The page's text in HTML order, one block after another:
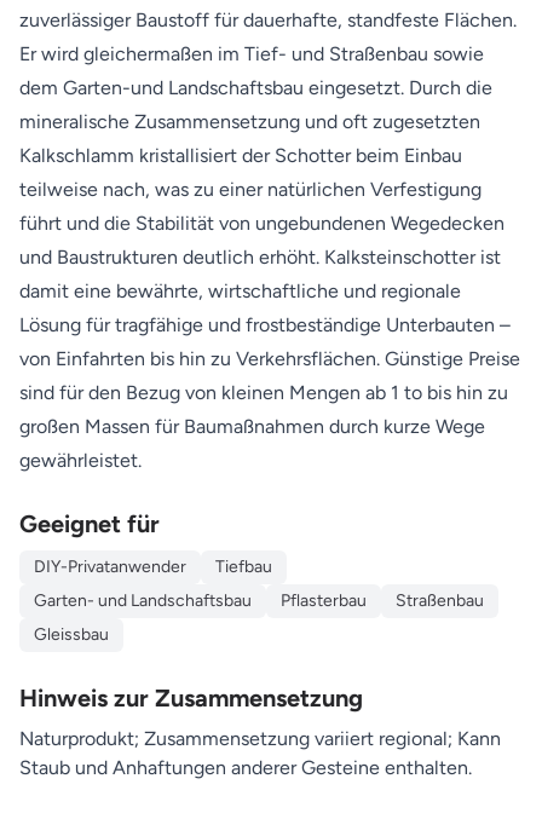
zuverlässiger Baustoff für dauerhafte, standfeste Flächen.
Er wird gleichermaßen im Tief- und Straßenbau sowie
dem Garten-und Landschaftsbau eingesetzt. Durch die
mineralische Zusammensetzung und oft zugesetzten
Kalkschlamm kristallisiert der Schotter beim Einbau
teilweise nach, was zu einer natürlichen Verfestigung
führt und die Stabilität von ungebundenen Wegedecken
und Baustrukturen deutlich erhöht. Kalksteinschotter ist
damit eine bewährte, wirtschaftliche und regionale
Lösung für tragfähige und frostbeständige Unterbauten –
von Einfahrten bis hin zu Verkehrsflächen. Günstige Preise
sind für den Bezug von kleinen Mengen ab 1 to bis hin zu
großen Massen für Baumaßnahmen durch kurze Wege
gewährleistet.
Geeignet für
DIY-Privatanwender
Tiefbau
Garten- und Landschaftsbau
Pflasterbau
Straßenbau
Gleissbau
Hinweis zur Zusammensetzung
Naturprodukt; Zusammensetzung variiert regional; Kann
Staub und Anhaftungen anderer Gesteine enthalten.